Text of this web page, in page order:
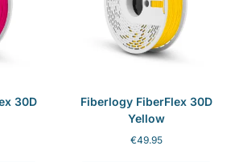
30D
Fiberlogy FiberFlex 30D
Yellow
€49.95